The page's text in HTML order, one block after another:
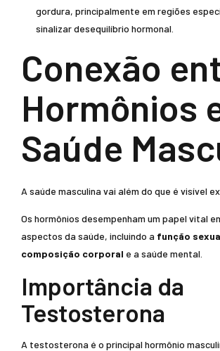
gordura, principalmente em regiões
sinalizar desequilíbrio hormonal.
Conexão
Hormônios
Saúde
A saúde masculina vai além do que é visível
Os hormônios desempenham um papel vital
aspectos da saúde, incluindo a função
composição corporal e a saúde mental.
Importância da
Testosterona
A testosterona é o principal hormônio